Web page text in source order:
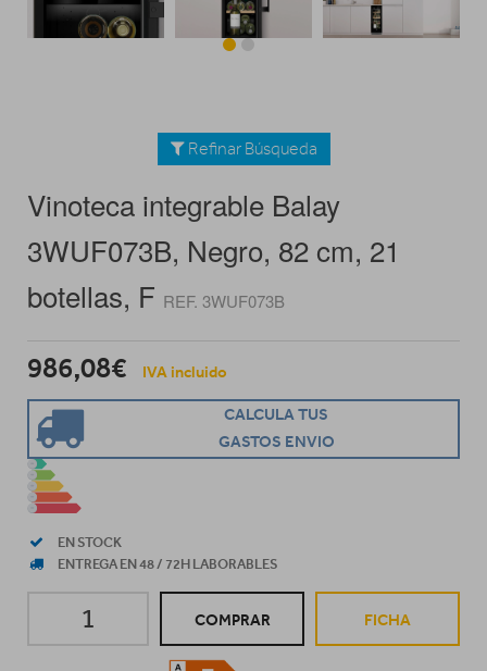
Refinar Búsqueda
Vinoteca integrable Balay
3WUF073B, Negro, 82 cm, 21
botellas, F REF. 3WUF073B
986,08€ IVA incluido
CALCULA TUS
GASTOS ENVIO
EN STOCK
ENTREGA EN 48 / 72H LABORABLES
COMPRAR FICHA